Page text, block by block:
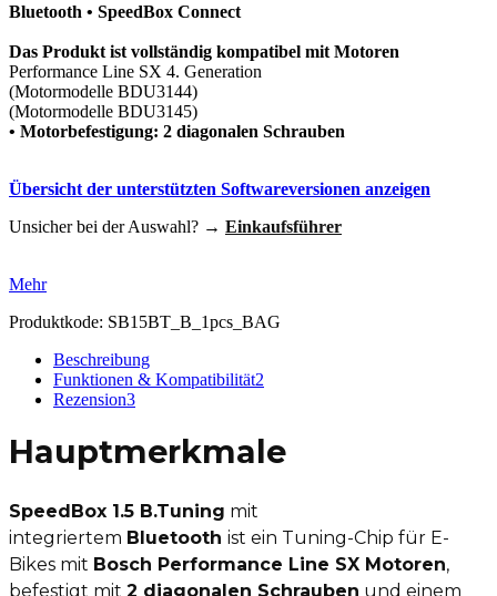
Bluetooth • SpeedBox Connect
Das Produkt ist vollständig kompatibel mit Motoren
Performance Line SX 4. Generation
(Motormodelle BDU3144)
(Motormodelle BDU3145)
• Motorbefestigung: 2 diagonalen Schrauben
Übersicht der unterstützten Softwareversionen anzeigen
Unsicher bei der Auswahl? → Einkaufsführer
Mehr
Produktkode: SB15BT_B_1pcs_BAG
Beschreibung
Funktionen & Kompatibilität2
Rezension3
Hauptmerkmale
SpeedBox 1.5 B.Tuning mit
integriertem Bluetooth ist ein Tuning-Chip für E-
Bikes mit Bosch Performance Line SX Motoren,
befestigt mit 2 diagonalen Schrauben und einem